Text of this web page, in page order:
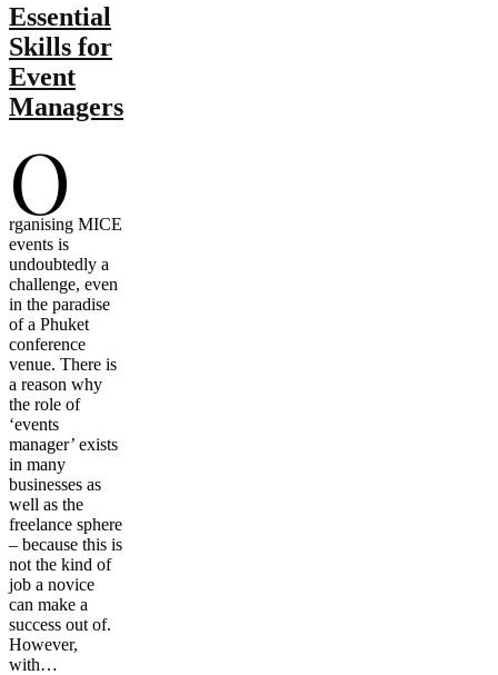
Essential
Skills for
Event
Managers
O
rganising MICE
events is
undoubtedly a
challenge, even
in the paradise
of a Phuket
conference
venue. There is
a reason why
the role of
‘events
manager’ exists
in many
businesses as
well as the
freelance sphere
– because this is
not the kind of
job a novice
can make a
success out of.
However,
with…